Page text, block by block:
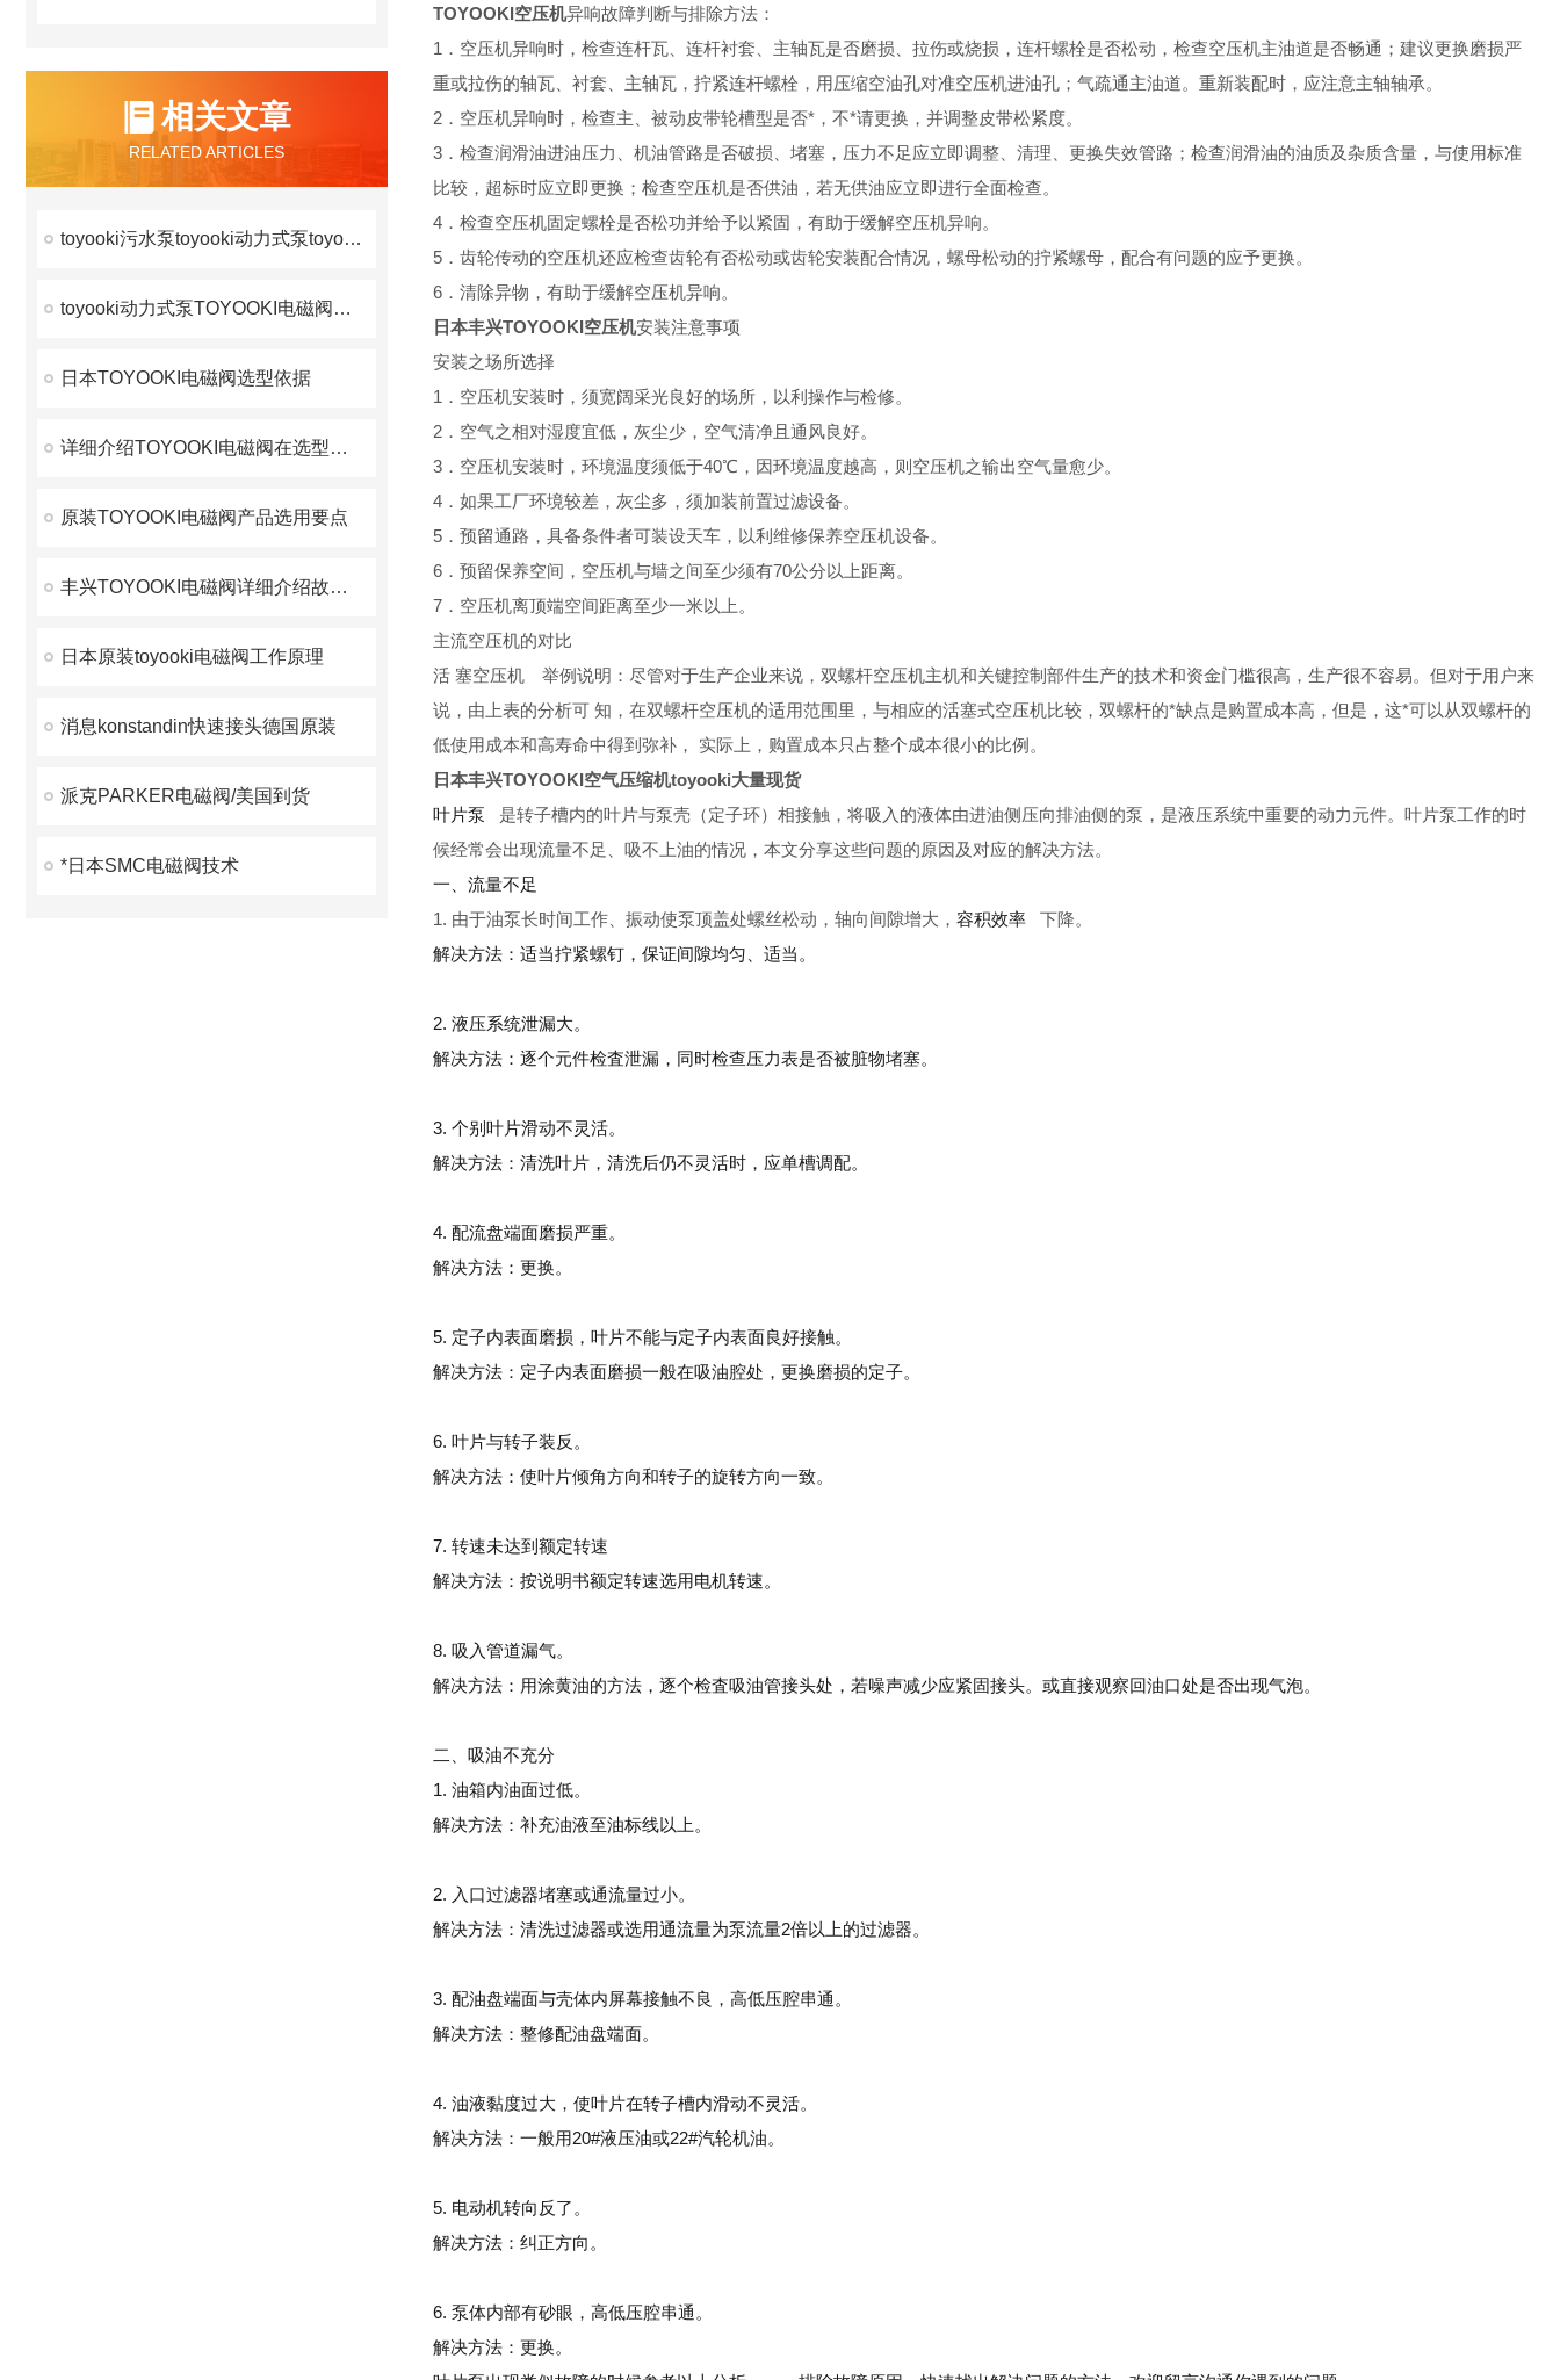
相关文章
RELATED ARTICLES
toyooki污水泵toyooki动力式泵toyooki容积式泵
toyooki动力式泵TOYOOKI电磁阀使用说明
日本TOYOOKI电磁阀选型依据
详细介绍TOYOOKI电磁阀在选型时注意事项
原装TOYOOKI电磁阀产品选用要点
丰兴TOYOOKI电磁阀详细介绍故障与排除
日本原装toyooki电磁阀工作原理
消息konstandin快速接头德国原装
派克PARKER电磁阀/美国到货
*日本SMC电磁阀技术
TOYOOKI空压机异响故障判断与排除方法：
1．空压机异响时，检查连杆瓦、连杆衬套、主轴瓦是否磨损、拉伤或烧损，连杆螺栓是否松动，检查空压机主油道是否畅通；建议更换磨损严
重或拉伤的轴瓦、衬套、主轴瓦，拧紧连杆螺栓，用压缩空油孔对准空压机进油孔；气疏通主油道。重新装配时，应注意主轴轴承。
2．空压机异响时，检查主、被动皮带轮槽型是否*，不*请更换，并调整皮带松紧度。
3．检查润滑油进油压力、机油管路是否破损、堵塞，压力不足应立即调整、清理、更换失效管路；检查润滑油的油质及杂质含量，与使用标准
比较，超标时应立即更换；检查空压机是否供油，若无供油应立即进行全面检查。
4．检查空压机固定螺栓是否松功并给予以紧固，有助于缓解空压机异响。
5．齿轮传动的空压机还应检查齿轮有否松动或齿轮安装配合情况，螺母松动的拧紧螺母，配合有问题的应予更换。
6．清除异物，有助于缓解空压机异响。
日本丰兴TOYOOKI空压机安装注意事项
安装之场所选择
1．空压机安装时，须宽阔采光良好的场所，以利操作与检修。
2．空气之相对湿度宜低，灰尘少，空气清净且通风良好。
3．空压机安装时，环境温度须低于40℃，因环境温度越高，则空压机之输出空气量愈少。
4．如果工厂环境较差，灰尘多，须加装前置过滤设备。
5．预留通路，具备条件者可装设天车，以利维修保养空压机设备。
6．预留保养空间，空压机与墙之间至少须有70公分以上距离。
7．空压机离顶端空间距离至少一米以上。
主流空压机的对比
活 塞空压机 举例说明：尽管对于生产企业来说，双螺杆空压机主机和关键控制部件生产的技术和资金门槛很高，生产很不容易。但对于用户来
说，由上表的分析可 知，在双螺杆空压机的适用范围里，与相应的活塞式空压机比较，双螺杆的*缺点是购置成本高，但是，这*可以从双螺杆的
低使用成本和高寿命中得到弥补， 实际上，购置成本只占整个成本很小的比例。
日本丰兴TOYOOKI空气压缩机toyooki大量现货
叶片泵
是转子槽内的叶片与泵壳（定子环）相接触，将吸入的液体由进油侧压向排油侧的泵，是液压系统中重要的动力元件。叶片泵工作的时
候经常会出现流量不足、吸不上油的情况，本文分享这些问题的原因及对应的解决方法。
一、流量不足
1. 由于油泵长时间工作、振动使泵顶盖处螺丝松动，轴向间隙增大， 容积效率
下降。
解决方法：适当拧紧螺钉，保证间隙均匀、适当。
2. 液压系统泄漏大。
解决方法：逐个元件检査泄漏，同时检查压力表是否被脏物堵塞。
3. 个别叶片滑动不灵活。
解决方法：清洗叶片，清洗后仍不灵活时，应单槽调配。
4. 配流盘端面磨损严重。
解决方法：更换。
5. 定子内表面磨损，叶片不能与定子内表面良好接触。
解决方法：定子内表面磨损一般在吸油腔处，更换磨损的定子。
6. 叶片与转子装反。
解决方法：使叶片倾角方向和转子的旋转方向一致。
7. 转速未达到额定转速
解决方法：按说明书额定转速选用电机转速。
8. 吸入管道漏气。
解决方法：用涂黄油的方法，逐个检査吸油管接头处，若噪声减少应紧固接头。或直接观察回油口处是否出现气泡。
二、吸油不充分
1. 油箱内油面过低。
解决方法：补充油液至油标线以上。
2. 入口过滤器堵塞或通流量过小。
解决方法：清洗过滤器或选用通流量为泵流量2倍以上的过滤器。
3. 配油盘端面与壳体内屏幕接触不良，高低压腔串通。
解决方法：整修配油盘端面。
4. 油液黏度过大，使叶片在转子槽内滑动不灵活。
解决方法：一般用20#液压油或22#汽轮机油。
5. 电动机转向反了。
解决方法：纠正方向。
6. 泵体内部有砂眼，高低压腔串通。
解决方法：更换。